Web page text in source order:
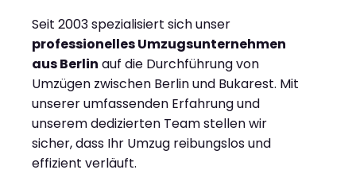
Seit 2003 spezialisiert sich unser
professionelles Umzugsunternehmen
aus Berlin auf die Durchführung von
Umzügen zwischen Berlin und Bukarest. Mit
unserer umfassenden Erfahrung und
unserem dedizierten Team stellen wir
sicher, dass Ihr Umzug reibungslos und
effizient verläuft.